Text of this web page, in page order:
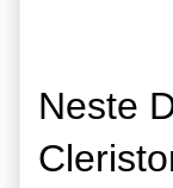
Neste